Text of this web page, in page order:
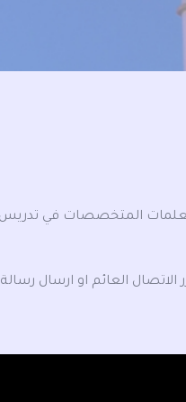
المتخصصات في تدريس
العائم او ارسال